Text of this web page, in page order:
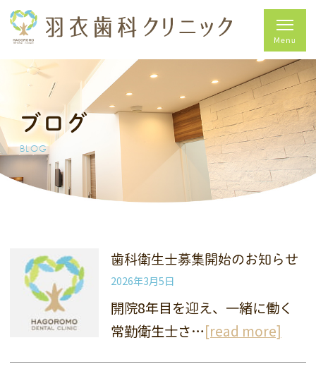
ブログ
BLOG
歯科衛生士募集開始のお知らせ
2026年3月5日
開院8年目を迎え、一緒に働く
常勤衛生士さ…[read more]